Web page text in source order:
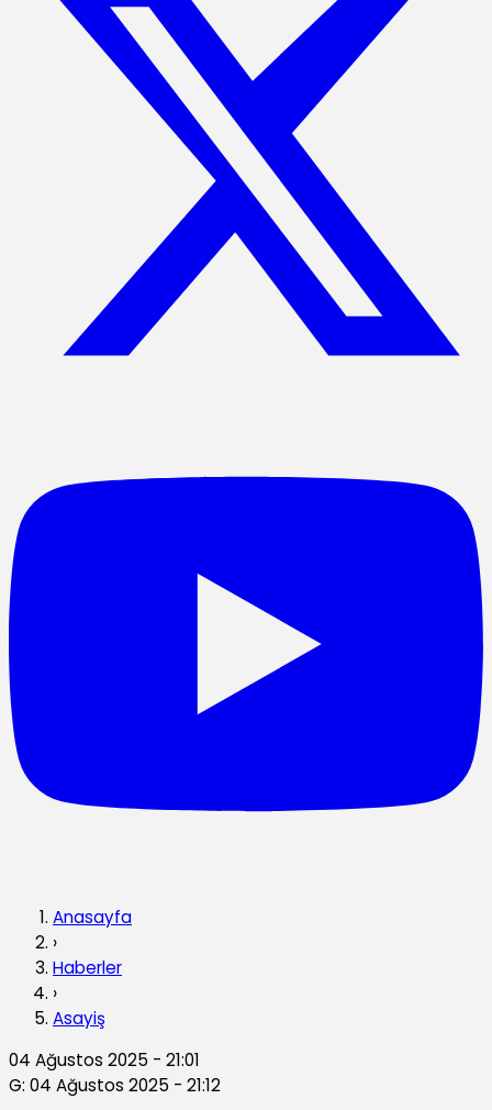
Anasayfa
›
Haberler
›
Asayiş
04 Ağustos 2025 - 21:01
G: 04 Ağustos 2025 - 21:12